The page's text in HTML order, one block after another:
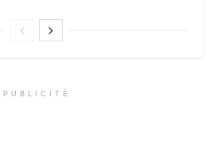
PUBLICITÉ